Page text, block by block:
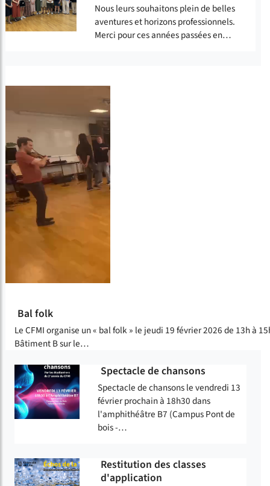
Nous leurs souhaitons plein de belles
aventures et horizons professionnels.
Merci pour ces années passées en…
Bal folk
Le CFMI organise un « bal folk » le jeudi 19 février 2026 de 13h à
Bâtiment B sur le…
Spectacle de chansons
Spectacle de chansons le vendredi 13
février prochain à 18h30 dans
l'amphithéâtre B7 (Campus Pont de
bois -…
Restitution des classes
d'application